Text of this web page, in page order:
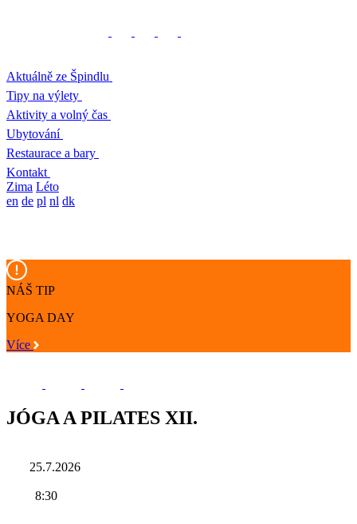
Aktuálně ze Špindlu
Tipy na výlety
Aktivity a volný čas
Ubytování
Restaurace a bary
Kontakt
Zima Léto
en de pl nl dk
NÁŠ TIP
YOGA DAY
Více
JÓGA A PILATES XII.
25.7.2026
8:30